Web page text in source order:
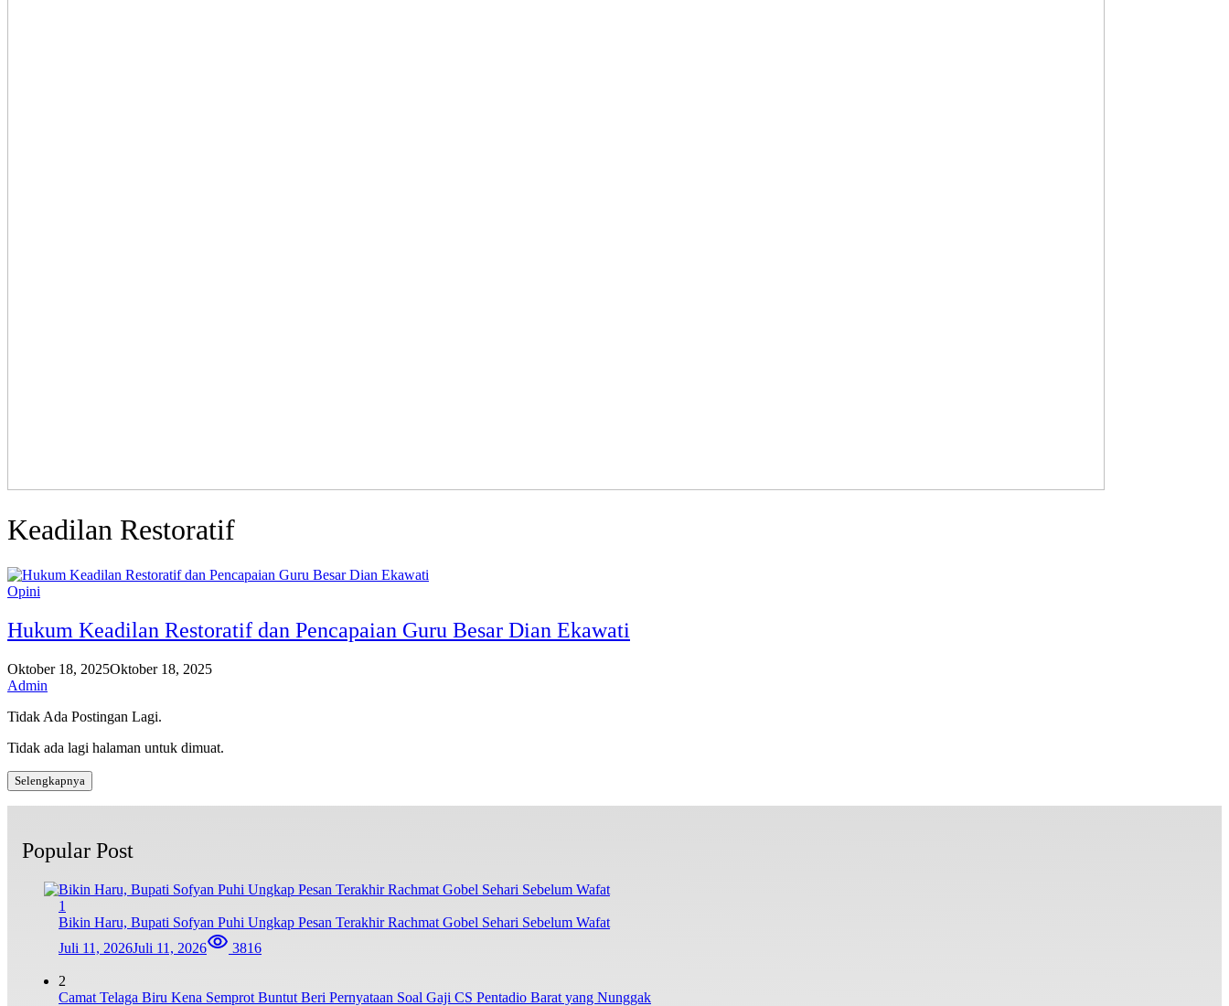
Keadilan Restoratif
Opini
Hukum Keadilan Restoratif dan Pencapaian Guru Besar Dian Ekawati
Oktober 18, 2025Oktober 18, 2025
Admin
Tidak Ada Postingan Lagi.
Tidak ada lagi halaman untuk dimuat.
Selengkapnya
Popular Post
1
Bikin Haru, Bupati Sofyan Puhi Ungkap Pesan Terakhir Rachmat Gobel Sehari Sebelum Wafat
Juli 11, 2026Juli 11, 2026 3816
2
Camat Telaga Biru Kena Semprot Buntut Beri Pernyataan Soal Gaji CS Pentadio Barat yang Nunggak